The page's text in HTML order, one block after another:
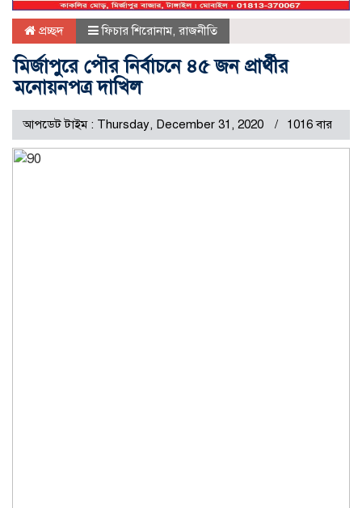
প্রচ্ছদ ফিচার শিরোনাম, রাজনীতি
মির্জাপুরে পৌর নির্বাচনে ৪৫ জন প্রার্থীর
মনোয়নপত্র দাখিল
আপডেট টাইম : Thursday, December 31, 2020 1016 বার